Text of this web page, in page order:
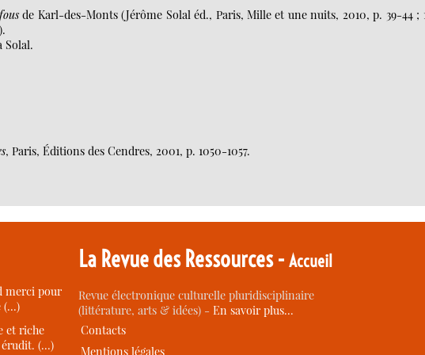
de Karl-des-Monts (Jérôme Solal éd., Paris, Mille et une nuits, 2010, p. 39-44 ;
Solal.
, Paris, Éditions des Cendres, 2001, p. 1050-1057.
merci pour
(…)
et riche
érudit. (…)
La Revue des Ressources -Accueil
Revue électronique culturelle pluridisciplinaire
(littérature, arts & idées) -En savoir plus…
Contacts
Mentions légales